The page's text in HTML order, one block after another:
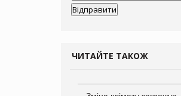
ЧИТАЙТЕ ТАКОЖ